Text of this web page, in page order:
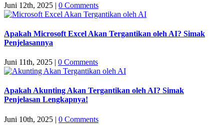
Juni 12th, 2025 | 0 Comments
Apakah Microsoft Excel Akan Tergantikan oleh AI? Simak
Penjelasannya
Juni 11th, 2025 | 0 Comments
Apakah Akunting Akan Tergantikan oleh AI? Simak
Penjelasan Lengkapnya!
Juni 10th, 2025 | 0 Comments